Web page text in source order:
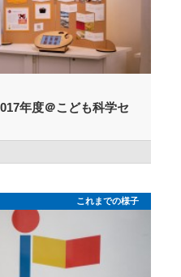
年度＠こども科学セ
これまでの様子